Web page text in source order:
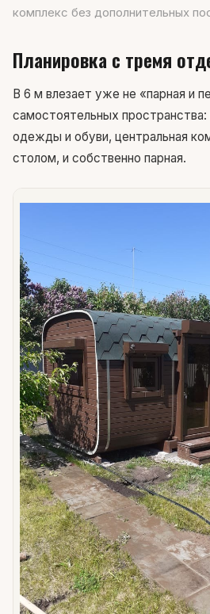
комплекс без дополнительных
Планировка с тремя
В 6 м влезает уже не «парная и
самостоятельных пространства:
одежды и обуви, центральная
столом, и собственно парная.